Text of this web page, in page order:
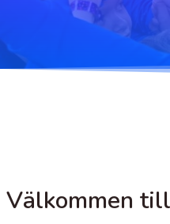
Välkommen